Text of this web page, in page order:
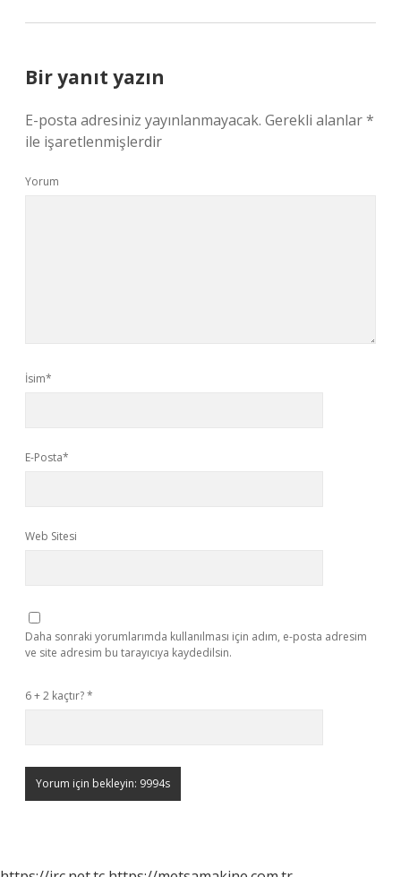
Bir yanıt yazın
E-posta adresiniz yayınlanmayacak. Gerekli alanlar*
ile işaretlenmişlerdir
Yorum
İsim*
E-Posta*
Web Sitesi
Daha sonraki yorumlarımda kullanılması için adım, e-posta adresim
ve site adresim bu tarayıcıya kaydedilsin.
6 + 2 kaçtır?*